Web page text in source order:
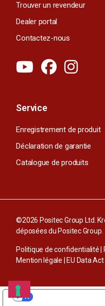
Trouver un revendeur
Dealer portal
Contactez-nous
Service
Enregistrement de produit
Déclaration de garantie
Catalogue de produits
©2026 Positec Group Ltd.
déposées du Positec Group.
Politique de confidentialité
Mention légale
EU Data Act|